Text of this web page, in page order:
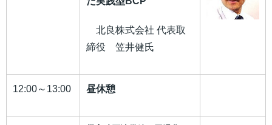
北良株式会社 代表取
締役 笠井健氏
12:00～13:00 昼休憩